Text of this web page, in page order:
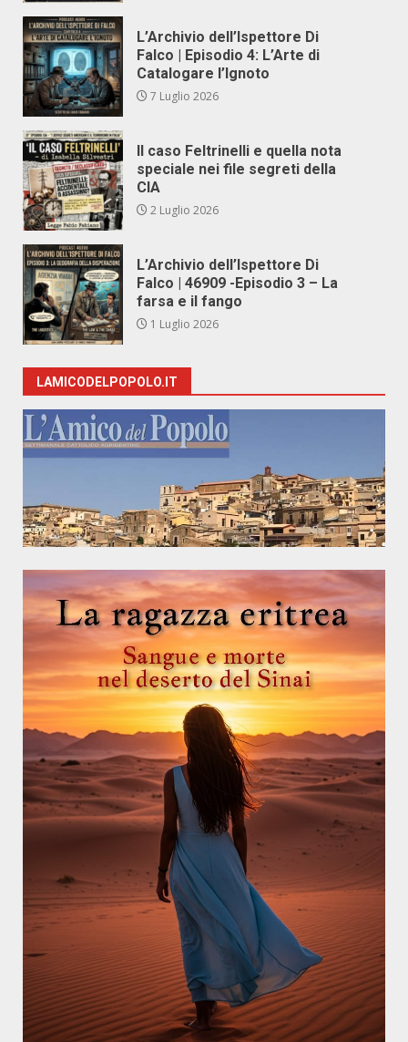
L’Archivio dell’Ispettore Di
Falco | Episodio 4: L’Arte di
Catalogare l’Ignoto
7 Luglio 2026
Il caso Feltrinelli e quella nota
speciale nei file segreti della
CIA
2 Luglio 2026
L’Archivio dell’Ispettore Di
Falco | 46909 -Episodio 3 – La
farsa e il fango
1 Luglio 2026
LAMICODELPOPOLO.IT